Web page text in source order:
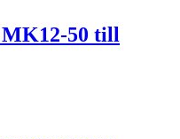
MK12-50 till